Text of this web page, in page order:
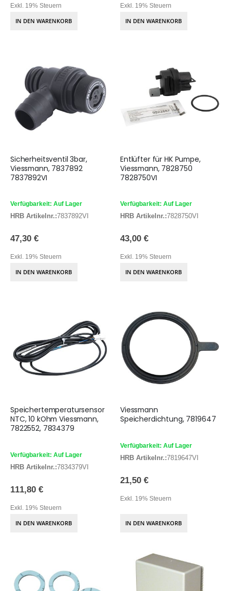
Exkl. 19% Steuern
IN DEN WARENKORB
Exkl. 19% Steuern
IN DEN WARENKORB
Sicherheitsventil 3bar,
Viessmann, 7837892
7837892VI
Verfügbarkeit: Auf Lager
HRB Artikelnr.:7837892VI
47,30 €
Exkl. 19% Steuern
IN DEN WARENKORB
Entlüfter für HK Pumpe,
Viessmann, 7828750
7828750VI
Verfügbarkeit: Auf Lager
HRB Artikelnr.:7828750VI
43,00 €
Exkl. 19% Steuern
IN DEN WARENKORB
Speichertemperatursensor
NTC, 10 kOhm Viessmann,
7822552, 7834379
Verfügbarkeit: Auf Lager
HRB Artikelnr.:7834379VI
111,80 €
Exkl. 19% Steuern
IN DEN WARENKORB
Viessmann
Speicherdichtung, 7819647
Verfügbarkeit: Auf Lager
HRB Artikelnr.:7819647VI
21,50 €
Exkl. 19% Steuern
IN DEN WARENKORB